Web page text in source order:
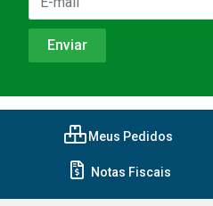
Meus Pedidos
Notas Fiscais